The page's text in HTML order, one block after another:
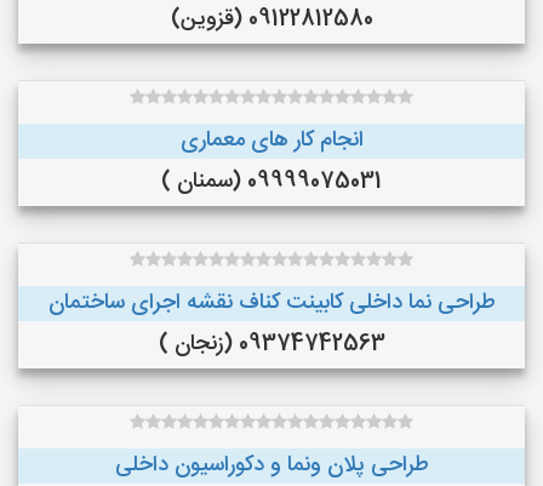
09122812580 (قزوین)
انجام کار های معماری
09999075031 (سمنان )
طراحی نما داخلی کابینت کناف نقشه اجرای ساختمان
09374742563 (زنجان )
طراحی پلان ونما و دکوراسیون داخلی